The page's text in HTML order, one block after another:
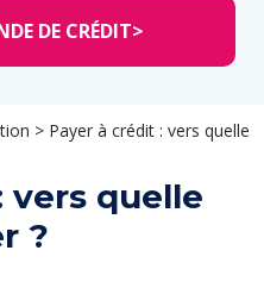
DE CRÉDIT>
> Payer à crédit : vers quelle
vers quelle
?